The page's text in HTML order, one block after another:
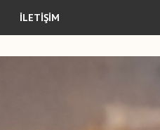
İLETİŞİM